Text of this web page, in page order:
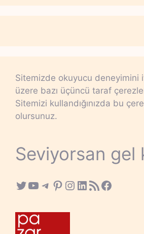
Sitemizde okuyucu deneyimini
üzere bazı üçüncü taraf
Sitemizi kullandığınızda bu
olursunuz.
Seviyorsan gel
Twitter
YouTube
Telegram
Pinterest
Instagram
LinkedIn
RSS Feed